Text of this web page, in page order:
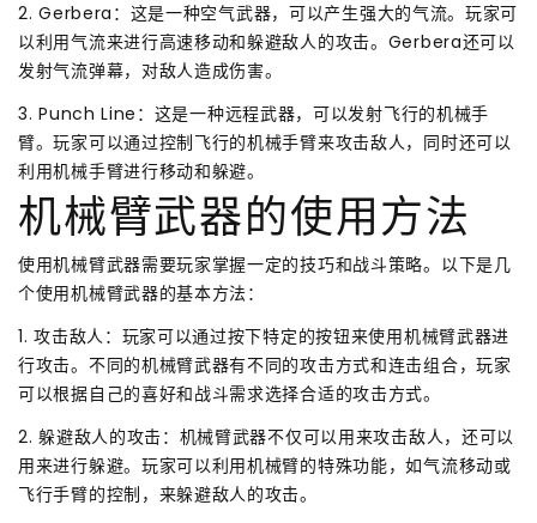
2. Gerbera：这是一种空气武器，可以产生强大的气流。玩家可
以利用气流来进行高速移动和躲避敌人的攻击。Gerbera还可以
发射气流弹幕，对敌人造成伤害。
3. Punch Line：这是一种远程武器，可以发射飞行的机械手
臂。玩家可以通过控制飞行的机械手臂来攻击敌人，同时还可以
利用机械手臂进行移动和躲避。
机械臂武器的使用方法
使用机械臂武器需要玩家掌握一定的技巧和战斗策略。以下是几
个使用机械臂武器的基本方法：
1. 攻击敌人：玩家可以通过按下特定的按钮来使用机械臂武器进
行攻击。不同的机械臂武器有不同的攻击方式和连击组合，玩家
可以根据自己的喜好和战斗需求选择合适的攻击方式。
2. 躲避敌人的攻击：机械臂武器不仅可以用来攻击敌人，还可以
用来进行躲避。玩家可以利用机械臂的特殊功能，如气流移动或
飞行手臂的控制，来躲避敌人的攻击。